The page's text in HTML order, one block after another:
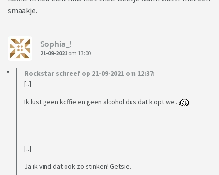
smaakje.
Sophia_!
21-09-2021 om 13:00
Rockstar schreef op 21-09-2021 om 12:37:
[..]
Ik lust geen koffie en geen alcohol dus dat klopt wel.
[..]
Ja ik vind dat ook zo stinken! Getsie.